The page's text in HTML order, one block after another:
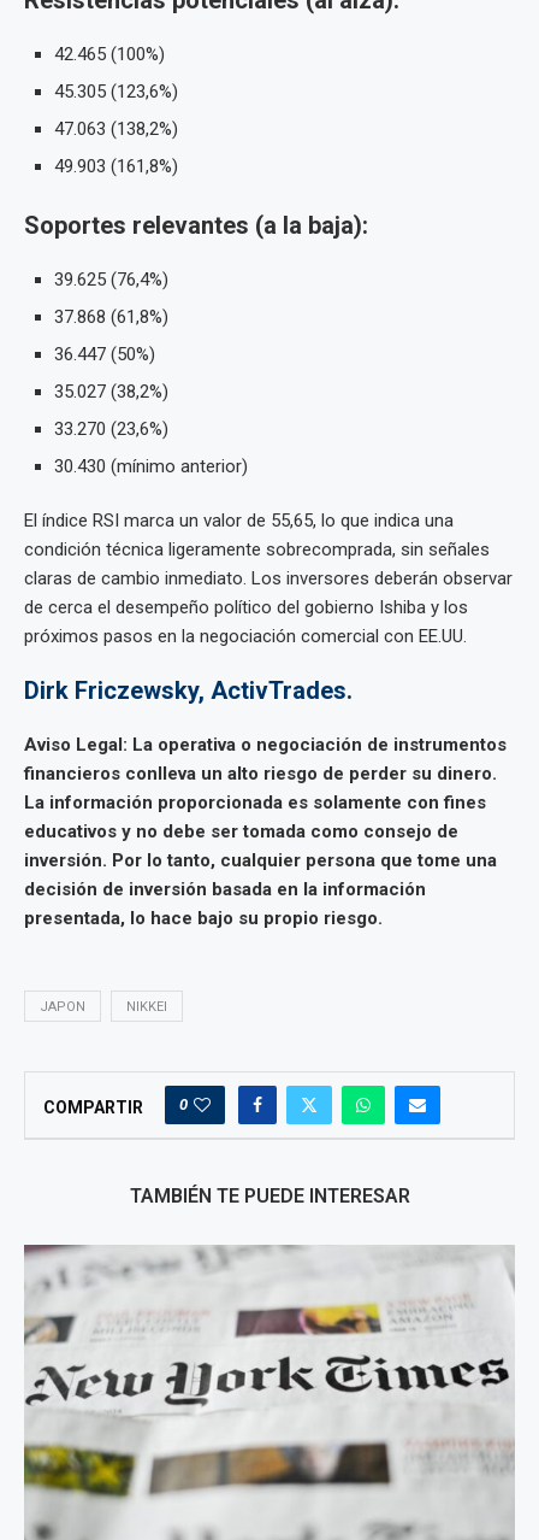
42.465 (100%)
45.305 (123,6%)
47.063 (138,2%)
49.903 (161,8%)
Soportes relevantes (a la baja):
39.625 (76,4%)
37.868 (61,8%)
36.447 (50%)
35.027 (38,2%)
33.270 (23,6%)
30.430 (mínimo anterior)
El índice RSI marca un valor de 55,65, lo que indica una
condición técnica ligeramente sobrecomprada, sin señales
claras de cambio inmediato. Los inversores deberán observar
de cerca el desempeño político del gobierno Ishiba y los
próximos pasos en la negociación comercial con EE.UU.
Dirk Friczewsky, ActivTrades.
Aviso Legal: La operativa o negociación de instrumentos
financieros conlleva un alto riesgo de perder su dinero.
La información proporcionada es solamente con fines
educativos y no debe ser tomada como consejo de
inversión. Por lo tanto, cualquier persona que tome una
decisión de inversión basada en la información
presentada, lo hace bajo su propio riesgo.
JAPON NIKKEI
COMPARTIR 0
TAMBIÉN TE PUEDE INTERESAR